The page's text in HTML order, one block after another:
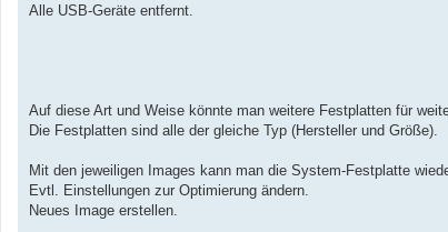
Alle USB-Geräte entfernt.
Auf diese Art und Weise könnte man weitere Festplatten für
Die Festplatten sind alle der gleiche Typ (Hersteller und Größe).
Mit den jeweiligen Images kann man die System-Festplatte
Evtl. Einstellungen zur Optimierung ändern.
Neues Image erstellen.